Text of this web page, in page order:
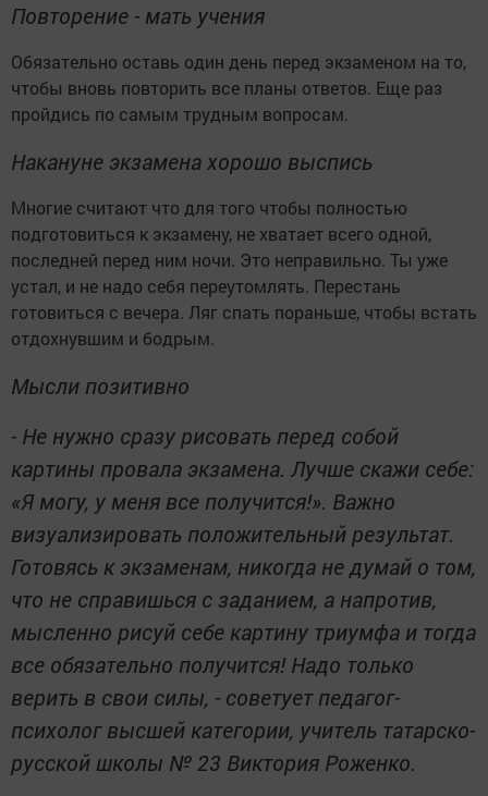
Повторение - мать учения
Обязательно оставь один день перед экзаменом на то,
чтобы вновь повторить все планы ответов. Еще раз
пройдись по самым трудным вопросам.
Накануне экзамена хорошо выспись
Многие считают что для того чтобы полностью
подготовиться к экзамену, не хватает всего одной,
последней перед ним ночи. Это неправильно. Ты уже
устал, и не надо себя переутомлять. Перестань
готовиться с вечера. Ляг спать пораньше, чтобы встать
отдохнувшим и бодрым.
Мысли позитивно
- Не нужно сразу рисовать перед собой
картины провала экзамена. Лучше скажи себе:
«Я могу, у меня все получится!». Важно
визуализировать положительный результат.
Готовясь к экзаменам, никогда не думай о том,
что не справишься с заданием, а напротив,
мысленно рисуй себе картину триумфа и тогда
все обязательно получится! Надо только
верить в свои силы, - советует педагог-
психолог высшей категории, учитель татарско-
русской школы № 23 Виктория Роженко.